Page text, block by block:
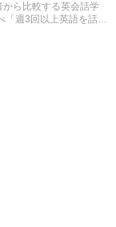
ら比較する英会話学
「週3回以上英語を話